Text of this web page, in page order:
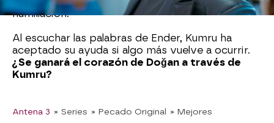
humillación.
Al escuchar las palabras de Ender, Kumru ha
aceptado su ayuda si algo más vuelve a ocurrir.
¿Se ganará el corazón de Doğan a través de
Kumru?
Antena 3 » Series » Pecado Original » Mejores